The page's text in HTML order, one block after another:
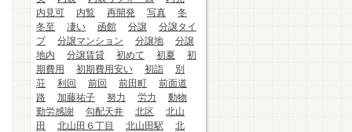
内見可
内覧 再開発 写真
冬
冬至
凄い 函館 分譲
分譲タイ
プ
分譲マンション 分譲地
分譲
地内
分譲賃貸 初めて 初夏
初
期費用
初期費用安い 初詣
別
荘
利回 前回 前田町
前面道
路
加藤祐子 努力 労力
動物
勤労感謝
勾配天井 北区
北山
田
北山田６丁目 北山田駅
北